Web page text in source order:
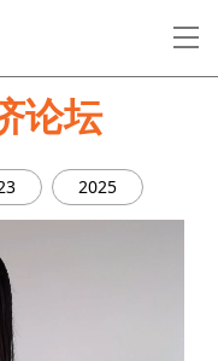
论坛
2025